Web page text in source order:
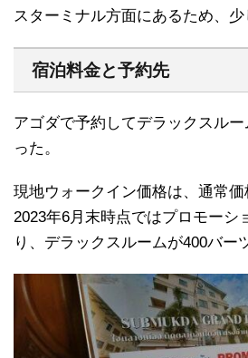
スターミナル方面にあるため、少
宿泊料金と予約先
アゴダで予約してデラックスル
った。
現地ウォークイン価格は、通常価
2023年6月末時点ではプロモーシ
り、デラックスルームが400バー